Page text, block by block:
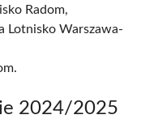
Radom,
Lotnisko Warszawa-
2024/2025